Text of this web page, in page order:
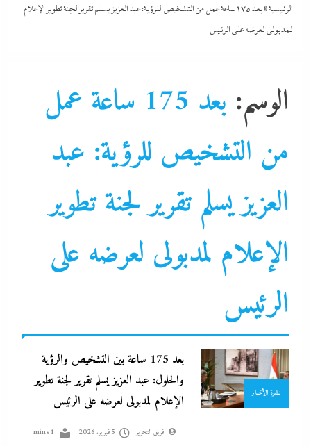
الرئيسية»
بعد 175 ساعة عمل من التشخيص للرؤية: عبد العزيز يسلم تقرير لجنة تطوير الإعلام
لمدبولى لعرضه على الرئيس
الوسم:
بعد 175 ساعة عمل
من التشخيص للرؤية: عبد
العزيز يسلم تقرير لجنة تطوير
الإعلام لمدبولى لعرضه على
الرئيس
نشرة الأخبار
بعد 175 ساعة بين التشخيص والرؤية
والحلول: عبد العزيز يسلم تقرير لجنة تطوير
الإعلام لمدبولى لعرضه على الرئيس
فريق التحرير 5 فبراير، 2026 1 mins